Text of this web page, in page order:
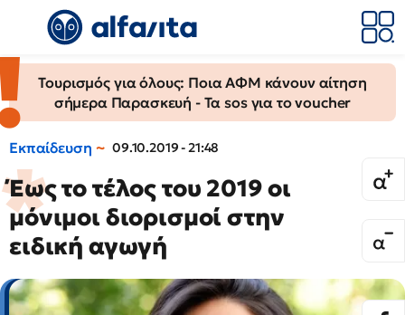
Τουρισμός για όλους: Ποια ΑΦΜ κάνουν αίτηση
σήμερα Παρασκευή - Τα sos για το voucher
Εκπαίδευση 09.10.2019 - 21:48
Έως το τέλος του 2019 οι
μόνιμοι διορισμοί στην
ειδική αγωγή